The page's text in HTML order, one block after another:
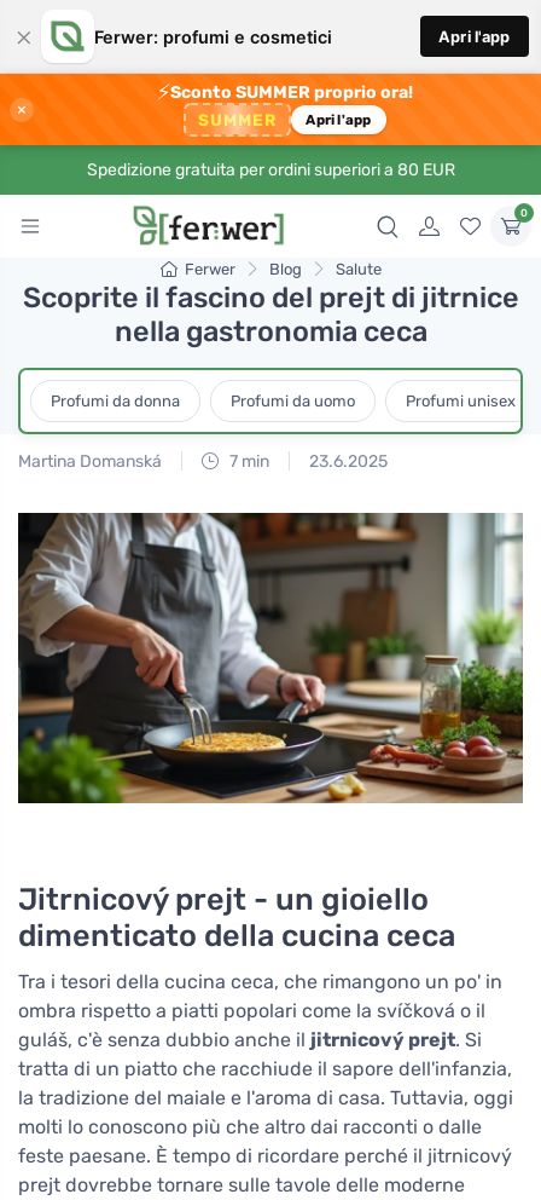
× Ferwer: profumi e cosmetici Apri l'app
×
⚡Sconto SUMMER proprio ora!
SUMMER Apri l'app
Spedizione gratuita per ordini superiori a 80 EUR
0
Ferwer Blog Salute
Scoprite il fascino del prejt di jitrnice
nella gastronomia ceca
Profumi da donna Profumi da uomo Profumi unisex
Martina Domanská 7 min 23.6.2025
Jitrnicový prejt - un gioiello
dimenticato della cucina ceca
Tra i tesori della cucina ceca, che rimangono un po' in
ombra rispetto a piatti popolari come la svíčková o il
guláš, c'è senza dubbio anche il jitrnicový prejt. Si
tratta di un piatto che racchiude il sapore dell'infanzia,
la tradizione del maiale e l'aroma di casa. Tuttavia, oggi
molti lo conoscono più che altro dai racconti o dalle
feste paesane. È tempo di ricordare perché il jitrnicový
prejt dovrebbe tornare sulle tavole delle moderne